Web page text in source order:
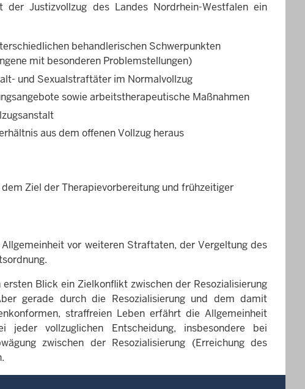
Justizvollzug des Landes Nordrhein-Westfalen ein
behandlerischen Schwerpunkten
mit besonderen Problemstellungen)
und Sexualstraftäter im Normalvollzug
sowie arbeitstherapeutische Maßnahmen
aus dem offenen Vollzug heraus
Ziel der Therapievorbereitung und frühzeitiger
vor weiteren Straftaten, der Vergeltung des
Blick ein Zielkonflikt zwischen der Resozialisierung
gerade durch die Resozialisierung und dem damit
straffreien Leben erfährt die Allgemeinheit
vollzuglichen Entscheidung, insbesondere bei
zwischen der Resozialisierung (Erreichung des